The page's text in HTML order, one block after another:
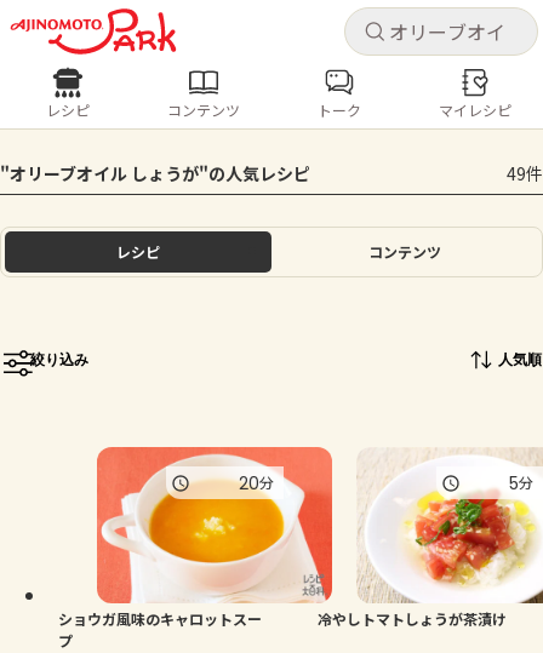
キャ
ログインするとレシピを保存できます
ログイン
ホーム
トーク
よくあるお問い合わせ
お買い物
キャ
レシピ コンテンツ
人気の食材・レシピ
きゅうり なす トマト とうもろこし
ピーマン
レシピ コンテンツ トーク マイレシピ
"オリーブオイル しょうが"の人気レシピ 49件
レシピ コンテンツ
絞り込み 人気順
ショウガ風味のキャロットスー
プ
20分
冷やしトマトしょうが茶漬け
5分